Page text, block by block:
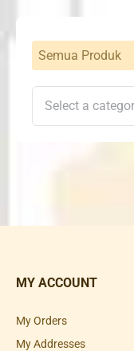
Semua Produk
MY ACCOUNT
My Orders
My Addresses